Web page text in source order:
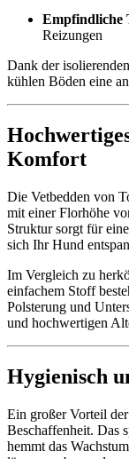
Empfindliche
Reizungen
Dank der
kühlen Böden eine
Komfort
Die Vetbedden von
mit einer Florhöhe
Struktur sorgt für
sich Ihr Hund
Im Vergleich zu
einfachem Stoff
Polsterung und
und hochwertigen
Hygienisch
Ein großer Vorteil
Beschaffenheit. Das
hemmt das